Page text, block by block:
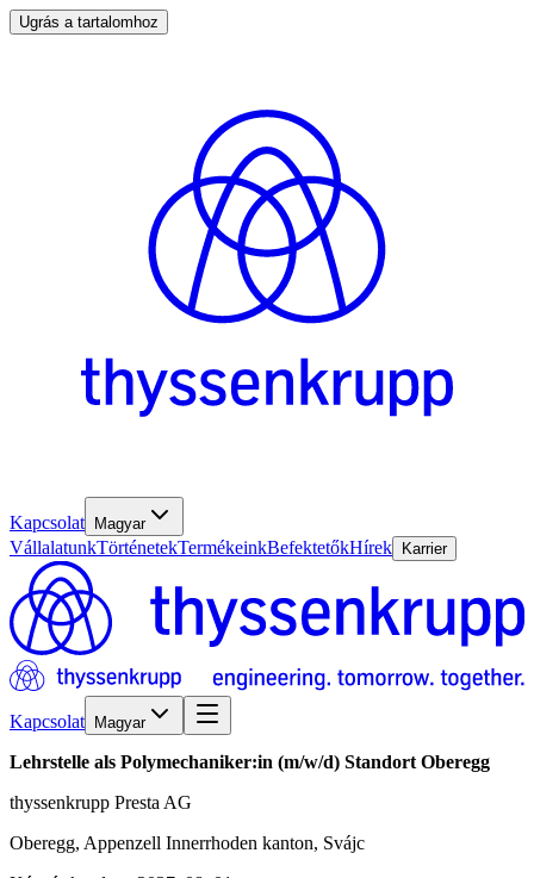
Ugrás a tartalomhoz
Kapcsolat Magyar
VállalatunkTörténetekTermékeinkBefektetőkHírek Karrier
Kapcsolat Magyar
Lehrstelle als Polymechaniker:in (m/w/d) Standort Oberegg
thyssenkrupp Presta AG
Oberegg, Appenzell Innerrhoden kanton, Svájc